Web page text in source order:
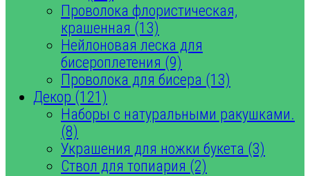
Проволока флористическая,
крашенная (13)
Нейлоновая леска для
бисероплетения (9)
Проволока для бисера (13)
Декор (121)
Наборы с натуральными ракушками.
(8)
Украшения для ножки букета (3)
Ствол для топиария (2)